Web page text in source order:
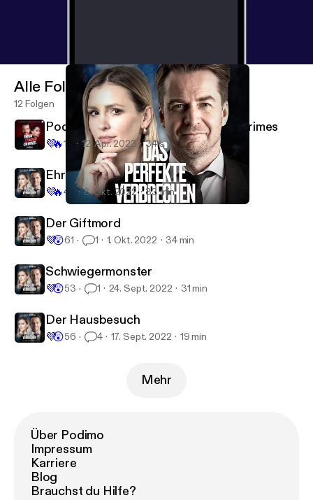
Dr. Alexander Stevens – Das perfekte Verbrechen
Alle Folgen
12 Folgen
Podcast-Empfehlung: True Tinder Crimes
💜🔥16 12. Apr. 2023 34 s
Ehrenmänner
💜🔥46 8. Okt. 2022 33 min
Der Giftmord
💜😲61 1 1. Okt. 2022 34 min
Schwiegermonster
💜😲53 1 24. Sept. 2022 31 min
Der Hausbesuch
💜😲56 4 17. Sept. 2022 19 min
Mehr
Über Podimo
Impressum
Karriere
Blog
Brauchst du Hilfe?